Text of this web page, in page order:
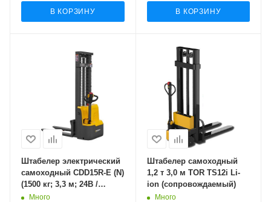
В КОРЗИНУ В КОРЗИНУ
Штабелер электрический
самоходный CDD15R-E (N)
(1500 кг; 3,3 м; 24В /
105Ач) SMARTLIFT
Много
Штабелер самоходный
1,2 т 3,0 м TOR TS12i Li-
ion (сопровождаемый)
Много